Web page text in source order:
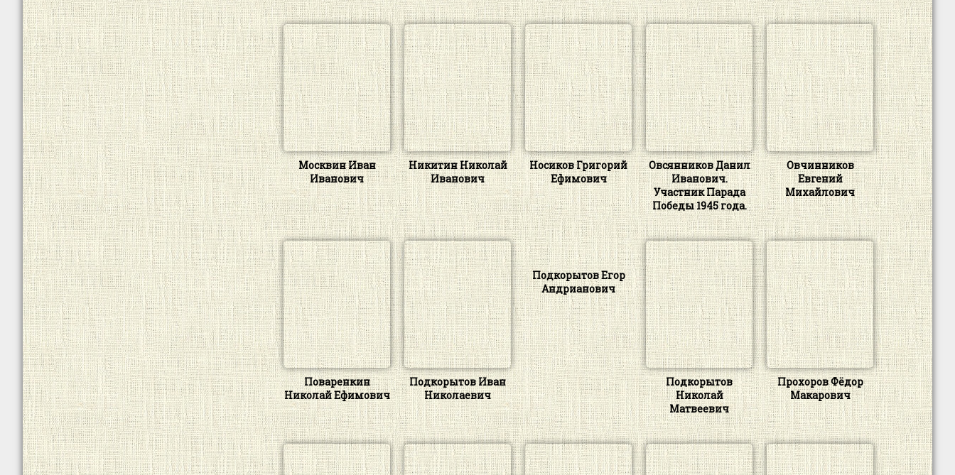
Москвин Иван
Иванович
Никитин Николай
Иванович
Носиков Григорий
Ефимович
Овсянников Данил
Иванович.
Участник Парада
Победы 1945 года.
Овчинников
Евгений
Михайлович
Поваренкин
Николай Ефимович
Подкорытов Иван
Николаевич
Подкорытов Егор
Андрианович
Подкорытов
Николай
Матвеевич
Прохоров Фёдор
Макарович